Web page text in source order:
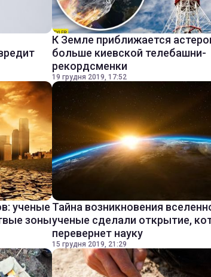
К Земле приближается
больше киевской телебашни-
рекордсменки
19 грудня 2019, 17:52
ученые
зоны
Тайна возникновения
ученые сделали открытие,
перевернет науку
15 грудня 2019, 21:29